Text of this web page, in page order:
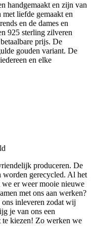
handgemaakt en zijn van
liefde gemaakt en
en de dames en
925 sterling zilveren
prijs. De
gouden variant. De
en elke
produceren. De
worden gerecycled. Al het
er weer mooie nieuwe
met ons aan werken?
inleveren zodat wij
je van ons een
kiezen! Zo werken we